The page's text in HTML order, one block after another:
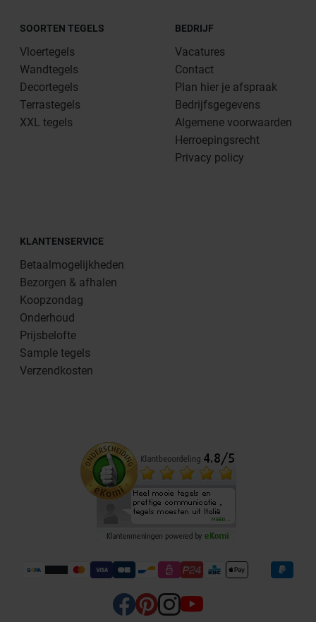
SOORTEN TEGELS
Vloertegels
Wandtegels
Decortegels
Terrastegels
XXL tegels
BEDRIJF
Vacatures
Contact
Plan hier je afspraak
Bedrijfsgegevens
Algemene voorwaarden
Herroepingsrecht
Privacy policy
KLANTENSERVICE
Betaalmogelijkheden
Bezorgen & afhalen
Koopzondag
Onderhoud
Prijsbelofte
Sample tegels
Verzendkosten